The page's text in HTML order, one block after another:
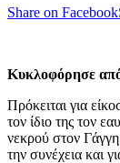
Share on Facebook
Κυκλοφόρησε από
Πρόκειται για
τον ίδιο της τον
νεκρού στον
την συνέχεια και